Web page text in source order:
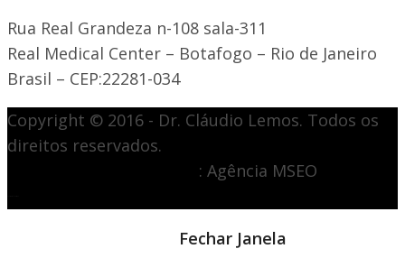
Rua Real Grandeza n-108 sala-311
Real Medical Center – Botafogo – Rio de Janeiro
Brasil – CEP:22281-034
Copyright © 2016 - Dr. Cláudio Lemos. Todos os
direitos reservados.
: Agência MSEO
Fechar Janela